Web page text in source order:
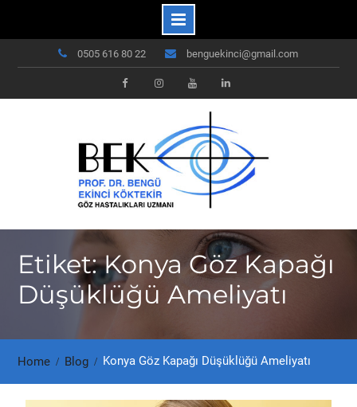
0505 616 80 22 benguekinci@gmail.com
FacebookInstagramYoutube Linkedin
Etiket: Konya Göz Kapağı
Düşüklüğü Ameliyatı
Home Blog Konya Göz Kapağı Düşüklüğü Ameliyatı